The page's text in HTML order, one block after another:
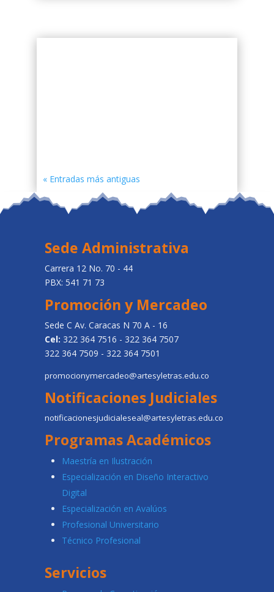
« Entradas más antiguas
Sede Administrativa
Carrera 12 No. 70 - 44
PBX: 541 71 73
Promoción y Mercadeo
Sede C Av. Caracas N 70 A - 16
Cel: 322 364 7516 - 322 364 7507
322 364 7509 - 322 364 7501
promocionymercadeo@artesyletras.edu.co
Notificaciones Judiciales
notificacionesjudicialeseal@artesyletras.edu.co
Programas Académicos
Maestría en Ilustración
Especialización en Diseño Interactivo
Digital
Especialización en Avalúos
Profesional Universitario
Técnico Profesional
Servicios